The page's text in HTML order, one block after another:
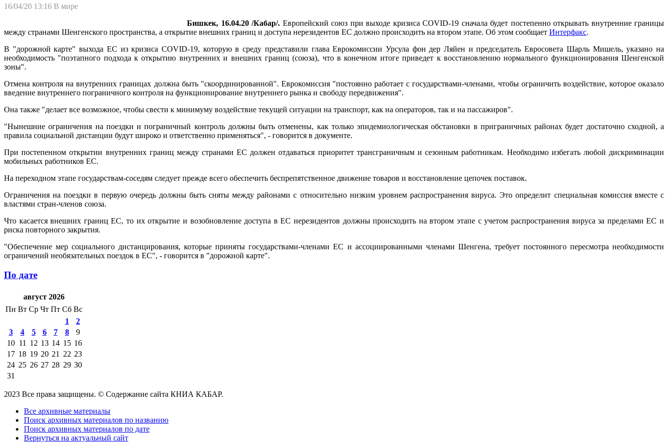
16/04/20 13:16 В мире
Бишкек, 16.04.20 /Кабар/. Европейский союз при выходе кризиса COVID-19 сначала будет постепенно открывать внутренние границы
между странами Шенгенского пространства, а открытие внешних границ и доступа нерезидентов ЕС должно происходить на втором этапе. Об этом сообщает Интерфакс.
В "дорожной карте" выхода ЕС из кризиса COVID-19, которую в среду представили глава Еврокомиссии Урсула фон дер Ляйен и председатель Евросовета Шарль Мишель, указано на
необходимость "поэтапного подхода к открытию внутренних и внешних границ (союза), что в конечном итоге приведет к восстановлению нормального функционирования Шенгенской
зоны".
Отмена контроля на внутренних границах должна быть "скоординированной". Еврокомиссия "постоянно работает с государствами-членами, чтобы ограничить воздействие, которое оказало
введение внутреннего пограничного контроля на функционирование внутреннего рынка и свободу передвижения".
Она также "делает все возможное, чтобы свести к минимуму воздействие текущей ситуации на транспорт, как на операторов, так и на пассажиров".
"Нынешние ограничения на поездки и пограничный контроль должны быть отменены, как только эпидемиологическая обстановки в приграничных районах будет достаточно сходной, а
правила социальной дистанции будут широко и ответственно применяться", - говорится в документе.
При постепенном открытии внутренних границ между странами ЕС должен отдаваться приоритет трансграничным и сезонным работникам. Необходимо избегать любой дискриминации
мобильных работников ЕС.
На переходном этапе государствам-соседям следует прежде всего обеспечить беспрепятственное движение товаров и восстановление цепочек поставок.
Ограничения на поездки в первую очередь должны быть сняты между районами с относительно низким уровнем распространения вируса. Это определит специальная комиссия вместе с
властями стран-членов союза.
Что касается внешних границ ЕС, то их открытие и возобновление доступа в ЕС нерезидентов должны происходить на втором этапе с учетом распространения вируса за пределами ЕС и
риска повторного закрытия.
"Обеспечение мер социального дистанцирования, которые приняты государствами-членами ЕС и ассоциированными членами Шенгена, требует постоянного пересмотра необходимости
ограничений необязательных поездок в ЕС", - говорится в "дорожной карте".
По дате
август 2026
Пн Вт Ср Чт Пт Сб Вс
1
2
3
4 5 6 7 8
9
10 11 12 13 14 15 16
17 18 19 20 21 22 23
24 25 26 27 28 29 30
31
2023 Все права защищены. © Содержание сайта КНИА КАБАР.
Все архивные материалы
Поиск архивных материалов по названию
Поиск архивных материалов по дате
Вернуться на актуальный сайт